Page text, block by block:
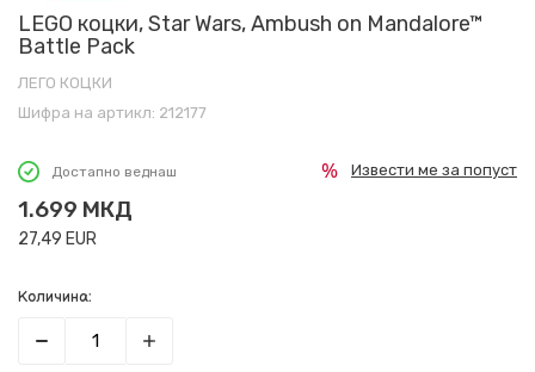
LEGO коцки, Star Wars, Ambush on Mandalore™
Battle Pack
ЛЕГО КОЦКИ
Шифра на артикл: 212177
Достапно веднаш
1.699 МКД
27,49 EUR
Извести ме за попуст
Количина: